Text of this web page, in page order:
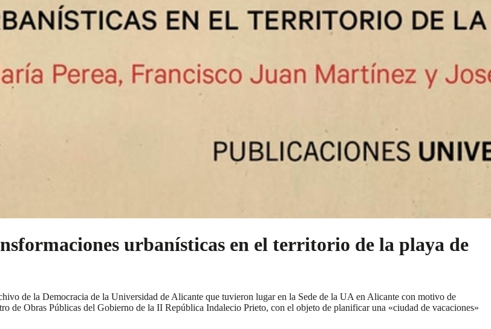
urbanísticas en el territorio de la playa de
de la Democracia de la Universidad de Alicante que tuvieron lugar en la Sede de la UA en Alicante con motivo de
de Obras Públicas del Gobierno de la II República Indalecio Prieto, con el objeto de planificar una «ciudad de vacaciones»